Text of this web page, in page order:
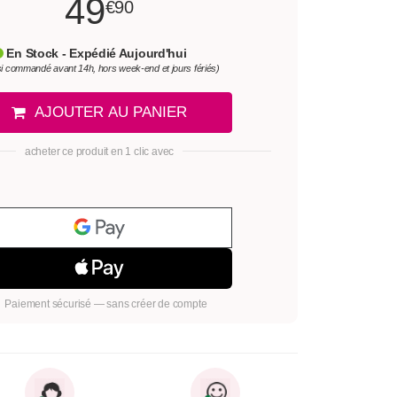
49€90
En Stock - Expédié Aujourd'hui
commandé avant 14h, hors week-end et jours fériés)
AJOUTER AU PANIER
acheter ce produit en 1 clic avec
Paiement sécurisé — sans créer de compte